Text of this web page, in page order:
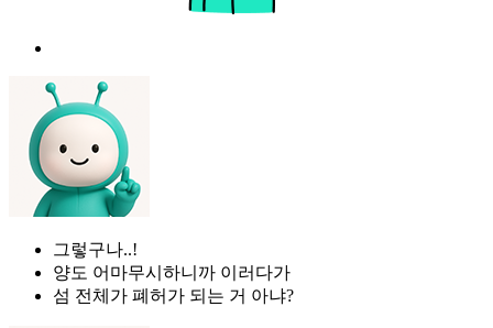
그렇구나..!
양도 어마무시하니까 이러다가
섬 전체가 폐허가 되는 거 아냐?